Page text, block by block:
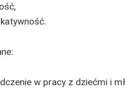
w pracy z dziećmi i